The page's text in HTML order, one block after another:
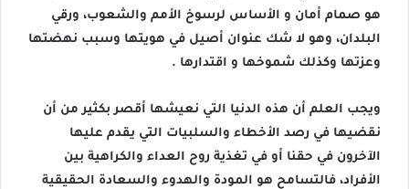
هو صمام أمان و الأساس لرسوخ الأمم والشعوب، ورقي
البلدان، وهو لا شك عنوان أصيل في هويتها وسبب نهضتها
وعزتها وكذلك شموخها و اقتدارها .
ويجب العلم أن هذه الدنيا التي نعيشها أقصر بكثير من أن
نقضيها في رصد الأخطاء والسلبيات التي يقدم عليها
الآخرون في حقنا أو في تغذية روح العداء والكراهية بين
الأفراد، فالتسامح هو المودة والهدوء والسعادة الحقيقية